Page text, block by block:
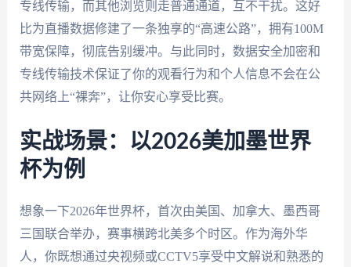
专线传输，而其他浏览则走普通通道，互不干扰。这好
比为直播数据修建了一条独享的“高速公路”，拥有100M
带宽保障，彻底告别缓冲。与此同时，数据安全加密和
专线传输技术保证了你的观看行为和个人信息不会在公
共网络上“裸奔”，让你安心享受比赛。
实战场景：以2026美加墨世界
杯为例
想象一下2026年世界杯，首次由美国、加拿大、墨西哥
三国联合举办，赛事横跨北美多个时区。作为海外华
人，你既想通过央视频或CCTV5享受中文解说和熟悉的